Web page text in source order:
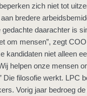
zich niet tot
bredere
daarachter is
om mensen”, zegt
kandidaten niet alleen
helpen onze mensen
Die filosofie werkt. LPC
Vorig jaar bedroeg